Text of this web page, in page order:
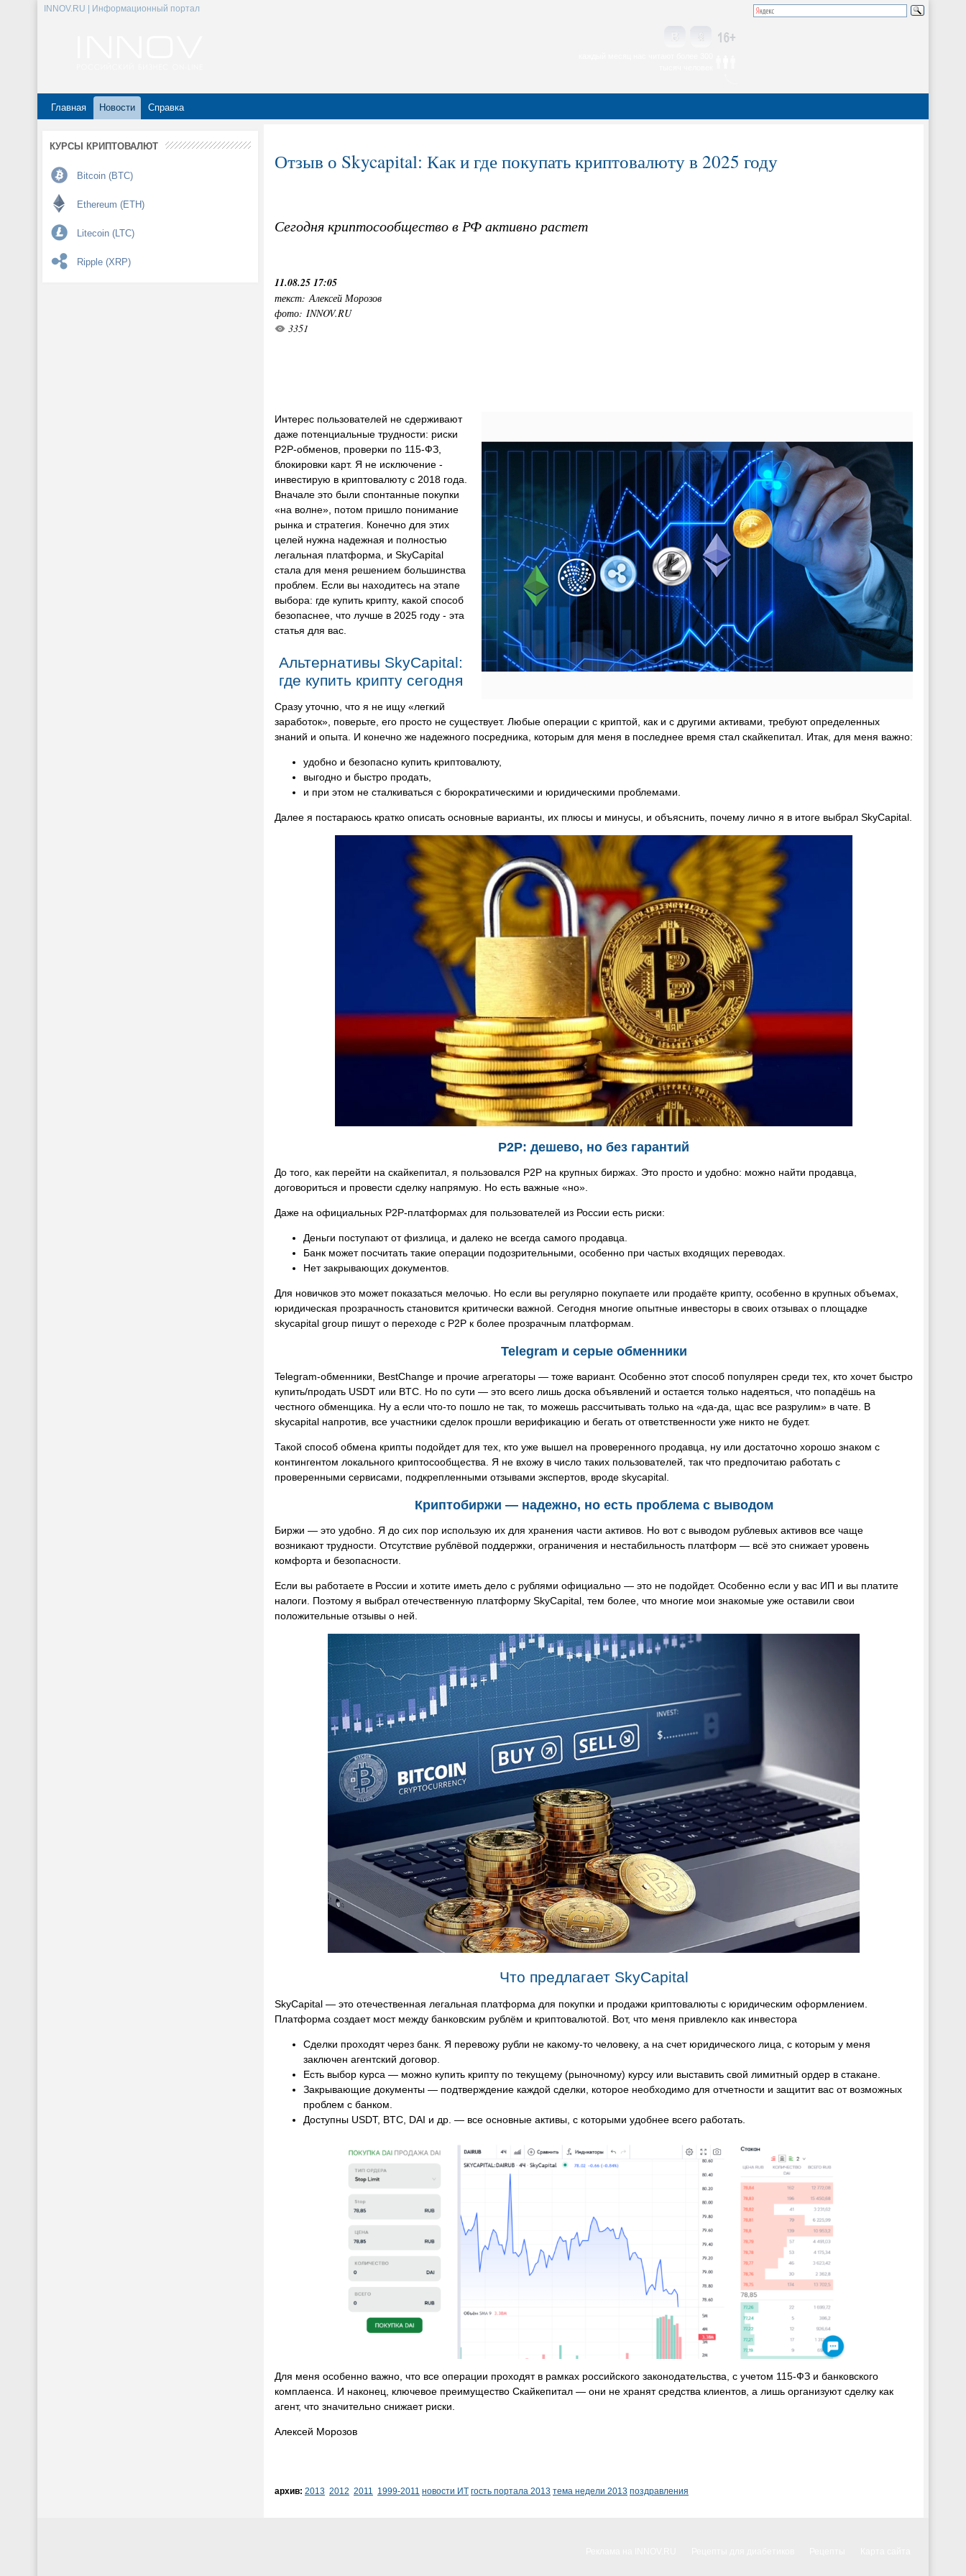
INNOV.RU | Информационный портал
Главная Новости Справка
КУРСЫ КРИПТОВАЛЮТ
Bitcoin (BTC)
Ethereum (ETH)
Litecoin (LTC)
Ripple (XRP)
Отзыв о Skycapital: Как и где покупать криптовалюту в 2025 году
Сегодня криптосообщество в РФ активно растет
11.08.25 17:05
текст: Алексей Морозов
фото: INNOV.RU
3351
Интерес пользователей не сдерживают
даже потенциальные трудности: риски
P2P-обменов, проверки по 115-ФЗ,
блокировки карт. Я не исключение -
инвестирую в криптовалюту с 2018 года.
Вначале это были спонтанные покупки
«на волне», потом пришло понимание
рынка и стратегия. Конечно для этих
целей нужна надежная и полностью
легальная платформа, и SkyCapital
стала для меня решением большинства
проблем. Если вы находитесь на этапе
выбора: где купить крипту, какой способ
безопаснее, что лучше в 2025 году - эта
статья для вас.
Альтернативы SkyCapital:
где купить крипту сегодня
Сразу уточню, что я не ищу «легкий
заработок», поверьте, его просто не существует. Любые операции с криптой, как и с другими активами, требуют определенных
знаний и опыта. И конечно же надежного посредника, которым для меня в последнее время стал скайкепитал. Итак, для меня важно:
удобно и безопасно купить криптовалюту,
выгодно и быстро продать,
и при этом не сталкиваться с бюрократическими и юридическими проблемами.
Далее я постараюсь кратко описать основные варианты, их плюсы и минусы, и объяснить, почему лично я в итоге выбрал SkyCapital.
P2P: дешево, но без гарантий
До того, как перейти на скайкепитал, я пользовался P2P на крупных биржах. Это просто и удобно: можно найти продавца,
договориться и провести сделку напрямую. Но есть важные «но».
Даже на официальных P2P-платформах для пользователей из России есть риски:
Деньги поступают от физлица, и далеко не всегда самого продавца.
Банк может посчитать такие операции подозрительными, особенно при частых входящих переводах.
Нет закрывающих документов.
Для новичков это может показаться мелочью. Но если вы регулярно покупаете или продаёте крипту, особенно в крупных объемах,
юридическая прозрачность становится критически важной. Сегодня многие опытные инвесторы в своих отзывах о площадке
skycapital group пишут о переходе с P2P к более прозрачным платформам.
Telegram и серые обменники
Telegram-обменники, BestChange и прочие агрегаторы — тоже вариант. Особенно этот способ популярен среди тех, кто хочет быстро
купить/продать USDT или BTC. Но по сути — это всего лишь доска объявлений и остается только надеяться, что попадёшь на
честного обменщика. Ну а если что-то пошло не так, то можешь рассчитывать только на «да-да, щас все разрулим» в чате. В
skycapital напротив, все участники сделок прошли верификацию и бегать от ответственности уже никто не будет.
Такой способ обмена крипты подойдет для тех, кто уже вышел на проверенного продавца, ну или достаточно хорошо знаком с
контингентом локального криптосообщества. Я не вхожу в число таких пользователей, так что предпочитаю работать с
проверенными сервисами, подкрепленными отзывами экспертов, вроде skycapital.
Криптобиржи — надежно, но есть проблема с выводом
Биржи — это удобно. Я до сих пор использую их для хранения части активов. Но вот с выводом рублевых активов все чаще
возникают трудности. Отсутствие рублёвой поддержки, ограничения и нестабильность платформ — всё это снижает уровень
комфорта и безопасности.
Если вы работаете в России и хотите иметь дело с рублями официально — это не подойдет. Особенно если у вас ИП и вы платите
налоги. Поэтому я выбрал отечественную платформу SkyCapital, тем более, что многие мои знакомые уже оставили свои
положительные отзывы о ней.
Что предлагает SkyCapital
SkyCapital — это отечественная легальная платформа для покупки и продажи криптовалюты с юридическим оформлением.
Платформа создает мост между банковским рублём и криптовалютой. Вот, что меня привлекло как инвестора
Сделки проходят через банк. Я перевожу рубли не какому-то человеку, а на счет юридического лица, с которым у меня
заключен агентский договор.
Есть выбор курса — можно купить крипту по текущему (рыночному) курсу или выставить свой лимитный ордер в стакане.
Закрывающие документы — подтверждение каждой сделки, которое необходимо для отчетности и защитит вас от возможных
проблем с банком.
Доступны USDT, BTC, DAI и др. — все основные активы, с которыми удобнее всего работать.
Для меня особенно важно, что все операции проходят в рамках российского законодательства, с учетом 115-ФЗ и банковского
комплаенса. И наконец, ключевое преимущество Скайкепитал — они не хранят средства клиентов, а лишь организуют сделку как
агент, что значительно снижает риски.
Алексей Морозов
архив: 2013 2012 2011 1999-2011 новости ИТ гость портала 2013 тема недели 2013 поздравления